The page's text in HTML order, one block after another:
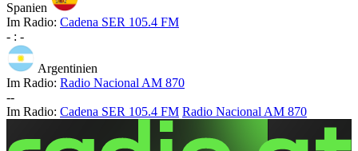
Spanien
Im Radio: Cadena SER 105.4 FM
- : -
Argentinien
Im Radio: Radio Nacional AM 870
--
Im Radio: Cadena SER 105.4 FM Radio Nacional AM 870